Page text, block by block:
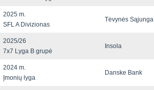
2025 m.
SFL A Divizionas
Tėvynės Sąjunga
2025/26
7x7 Lyga B grupė
Insola
2024 m.
Įmonių lyga
Danske Bank